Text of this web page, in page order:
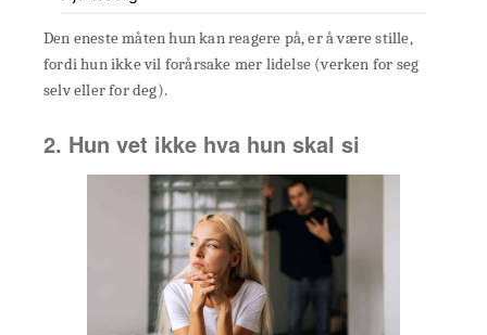
Den eneste måten hun kan reagere på, er å være stille,
fordi hun ikke vil forårsake mer lidelse (verken for seg
selv eller for deg).
2. Hun vet ikke hva hun skal si